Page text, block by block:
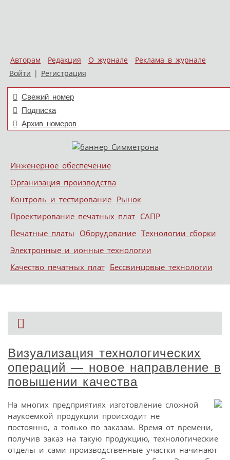
Авторам Редакция О журнале
Реклама в журнале
Войти | Регистрация
Свежий номер
Подписка
Архив номеров
Меню
Skip to content
Инженерное обеспечение
Организация производства
Контроль и тестирование Рынок
Проектирование печатных плат САПР
Печатные платы Оборудование Технологии сборки
Электронные и ионные технологии
Качество печатных плат Бессвинцовые технологии
Визуализация технологических
операций — новое направление в
повышении качества
На многих предприятиях изготовление сложной
наукоемкой продукции происходит не
постоянно, а только по заказам. Время от времени,
получив заказ на такую продукцию, технологические
отделы и сами производственные участки начинают